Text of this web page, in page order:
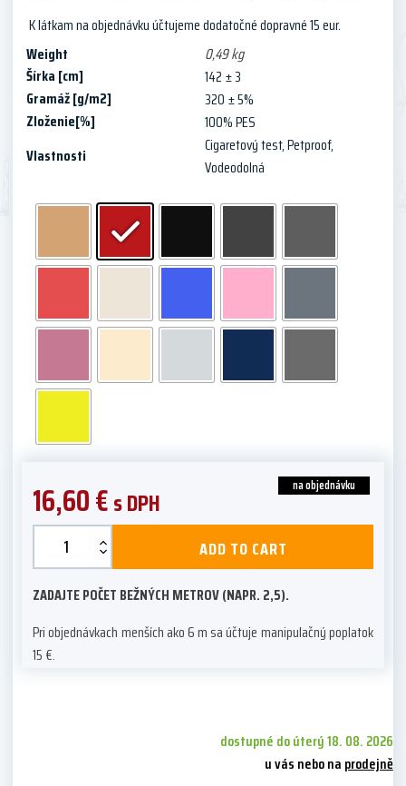
K látkam na objednávku účtujeme dodatočné dopravné 15 eur.
Weight
0,49 kg
Šírka [cm]
142 ± 3
Gramáž [g/m2]
320 ± 5%
Zloženie[%]
100% PES
Vlastnosti
Cigaretový test,Petproof,
Vodeodolná
na objednávku
16,60€s DPH
Aurora
Exclusive
quantity
ADD TO CART
ZADAJTE POČET BEŽNÝCH METROV (NAPR. 2,5).
Pri objednávkach menších ako 6 m sa účtuje manipulačný poplatok
15 €.
dostupné do úterý 18. 08. 2026
u vás nebo na prodejně